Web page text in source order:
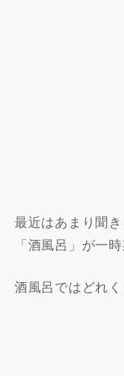
最近はあまり聞
「酒風呂」が一
酒風呂ではどれ